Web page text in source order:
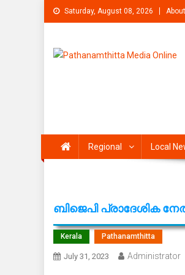
Skip
to
Saturday, August 08, 2026 About
Regional Local
ബിജെപി പ്രാദേശിക
Kerala Pathanamthitta
July 31, 2023 Administrator